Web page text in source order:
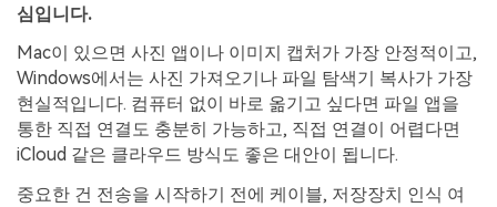
심입니다.
Mac이 있으면 사진 앱이나 이미지 캡처가 가장 안정적이고,
Windows에서는 사진 가져오기나 파일 탐색기 복사가 가장
현실적입니다. 컴퓨터 없이 바로 옮기고 싶다면 파일 앱을
통한 직접 연결도 충분히 가능하고, 직접 연결이 어렵다면
iCloud 같은 클라우드 방식도 좋은 대안이 됩니다.
중요한 건 전송을 시작하기 전에 케이블, 저장장치 인식 여